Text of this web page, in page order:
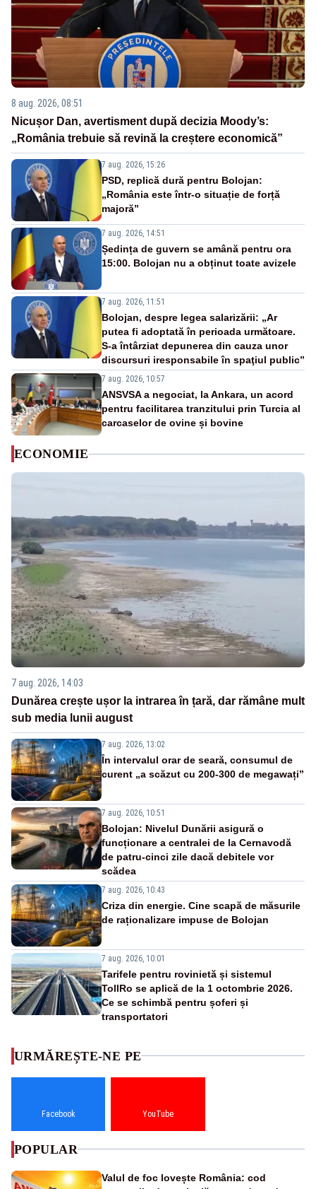
8 aug. 2026, 08:51
Nicușor Dan, avertisment după decizia Moody’s:
„România trebuie să revină la creștere economică”
7 aug. 2026, 15:26
PSD, replică dură pentru Bolojan:
„România este într-o situație de forță
majoră”
7 aug. 2026, 14:51
Ședința de guvern se amână pentru ora
15:00. Bolojan nu a obținut toate avizele
7 aug. 2026, 11:51
Bolojan, despre legea salarizării: „Ar
putea fi adoptată în perioada următoare.
S-a întârziat depunerea din cauza unor
discursuri iresponsabile în spaţiul public”
7 aug. 2026, 10:57
ANSVSA a negociat, la Ankara, un acord
pentru facilitarea tranzitului prin Turcia al
carcaselor de ovine și bovine
ECONOMIE
7 aug. 2026, 14:03
Dunărea crește ușor la intrarea în țară, dar rămâne mult
sub media lunii august
7 aug. 2026, 13:02
În intervalul orar de seară, consumul de
curent „a scăzut cu 200-300 de megawați”
7 aug. 2026, 10:51
Bolojan: Nivelul Dunării asigură o
funcționare a centralei de la Cernavodă
de patru-cinci zile dacă debitele vor
scădea
7 aug. 2026, 10:43
Criza din energie. Cine scapă de măsurile
de raționalizare impuse de Bolojan
7 aug. 2026, 10:01
Tarifele pentru rovinietă și sistemul
TollRo se aplică de la 1 octombrie 2026.
Ce se schimbă pentru șoferi și
transportatori
URMĂREȘTE-NE PE
Facebook YouTube
POPULAR
Valul de foc lovește România: cod